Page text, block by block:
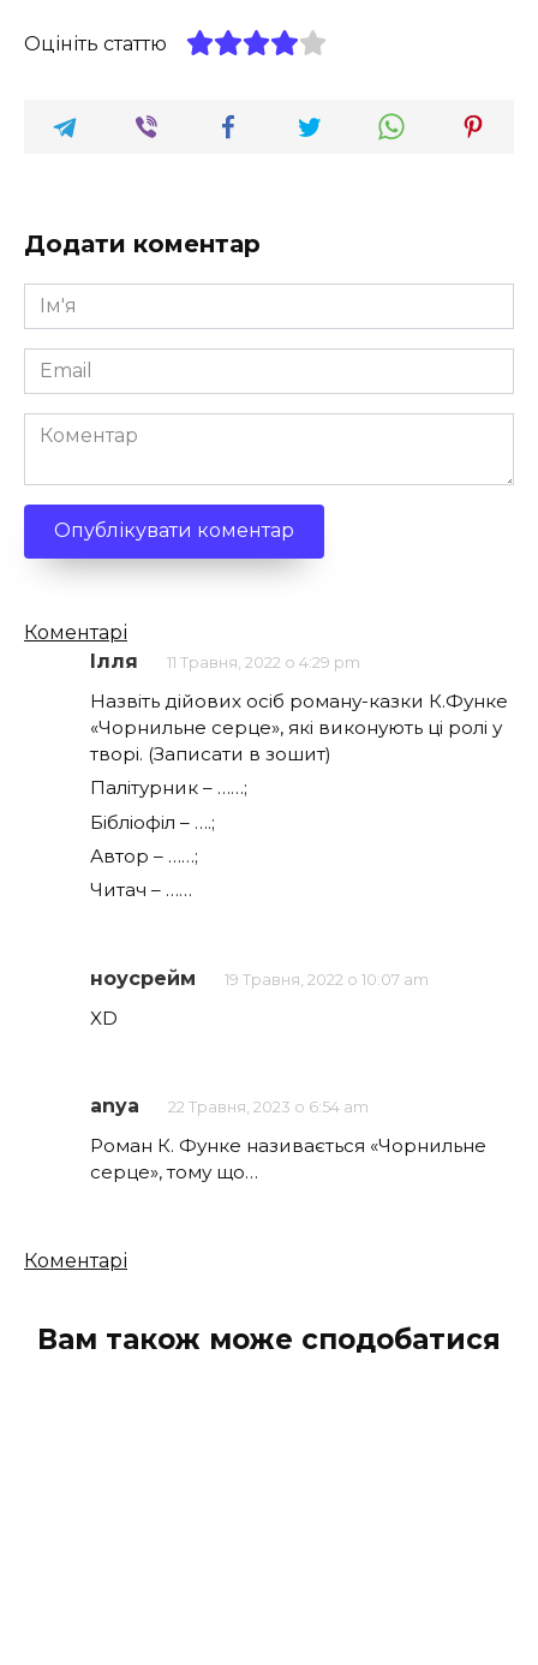
Оцініть статтю
Додати коментар
Ім'я
*
Email
*
Коментар
Кількість
коментарів
Коментарі
Ілля
11 Травня, 2022 о 4:29 pm
Назвіть дійових осіб роману-казки К.Функе
«Чорнильне серце», які виконують ці ролі у
творі. (Записати в зошит)
Палітурник – ……;
Бібліофіл – ….;
Автор – ……;
Читач – ……
ноусрейм 19 Травня, 2022 о 10:07 am
XD
anya 22 Травня, 2023 о 6:54 am
Роман К. Функе називається «Чорнильне
серце», тому що…
Кількість
Коментарі
Вам також може сподобатися